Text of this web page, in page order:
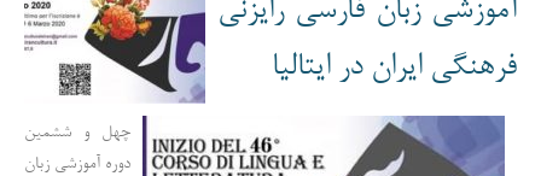
آموزشی زبان فارسی رایزنی
فرهنگی ایران در ایتالیا
چهل و ششمین
دوره آموزشی زبان